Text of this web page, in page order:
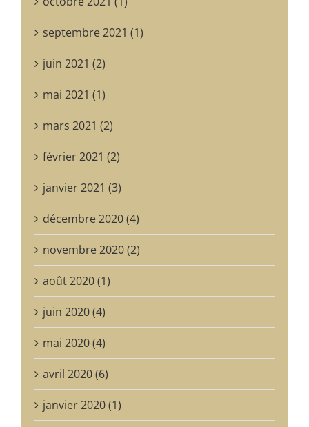
septembre 2021 (1)
juin 2021 (2)
mai 2021 (1)
mars 2021 (2)
février 2021 (2)
janvier 2021 (3)
décembre 2020 (4)
novembre 2020 (2)
août 2020 (1)
juin 2020 (4)
mai 2020 (4)
avril 2020 (6)
janvier 2020 (1)